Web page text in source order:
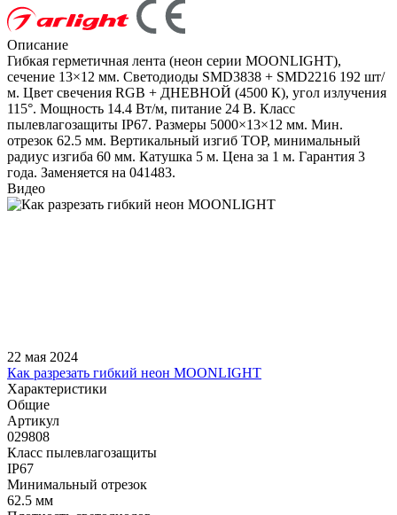
Описание
Гибкая герметичная лента (неон серии MOONLIGHT),
сечение 13×12 мм. Светодиоды SMD3838 + SMD2216 192 шт/
м. Цвет свечения RGB + ДНЕВНОЙ (4500 К), угол излучения
115°. Мощность 14.4 Вт/м, питание 24 В. Класс
пылевлагозащиты IP67. Размеры 5000×13×12 мм. Мин.
отрезок 62.5 мм. Вертикальный изгиб TOP, минимальный
радиус изгиба 60 мм. Катушка 5 м. Цена за 1 м. Гарантия 3
года. Заменяется на 041483.
Видео
22 мая 2024
Как разрезать гибкий неон MOONLIGHT
Характеристики
Общие
Артикул
029808
Класс пылевлагозащиты
IP67
Минимальный отрезок
62.5 мм